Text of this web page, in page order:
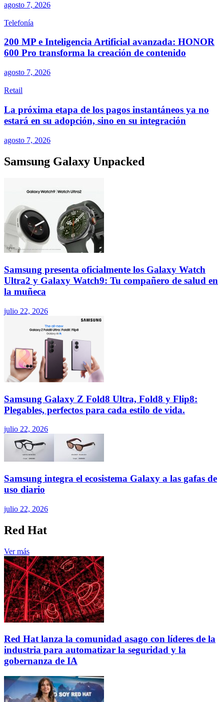
agosto 7, 2026
Telefonía
200 MP e Inteligencia Artificial avanzada: HONOR
600 Pro transforma la creación de contenido
agosto 7, 2026
Retail
La próxima etapa de los pagos instantáneos ya no
estará en su adopción, sino en su integración
agosto 7, 2026
Samsung Galaxy Unpacked
Samsung presenta oficialmente los Galaxy Watch
Ultra2 y Galaxy Watch9: Tu compañero de salud en
la muñeca
julio 22, 2026
Samsung Galaxy Z Fold8 Ultra, Fold8 y Flip8:
Plegables, perfectos para cada estilo de vida.
julio 22, 2026
Samsung integra el ecosistema Galaxy a las gafas de
uso diario
julio 22, 2026
Red Hat
Ver más
Red Hat lanza la comunidad asago con líderes de la
industria para automatizar la seguridad y la
gobernanza de IA